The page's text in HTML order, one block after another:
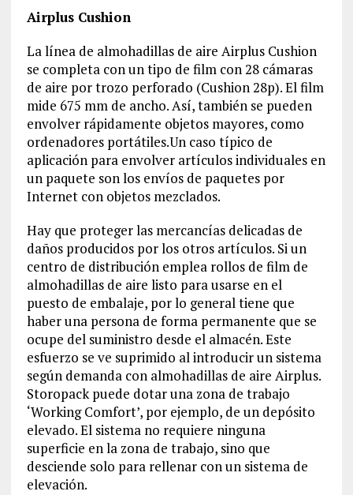
Airplus Cushion
La línea de almohadillas de aire Airplus Cushion
se completa con un tipo de film con 28 cámaras
de aire por trozo perforado (Cushion 28p). El film
mide 675 mm de ancho. Así, también se pueden
envolver rápidamente objetos mayores, como
ordenadores portátiles.Un caso típico de
aplicación para envolver artículos individuales en
un paquete son los envíos de paquetes por
Internet con objetos mezclados.
Hay que proteger las mercancías delicadas de
daños producidos por los otros artículos. Si un
centro de distribución emplea rollos de film de
almohadillas de aire listo para usarse en el
puesto de embalaje, por lo general tiene que
haber una persona de forma permanente que se
ocupe del suministro desde el almacén. Este
esfuerzo se ve suprimido al introducir un sistema
según demanda con almohadillas de aire Airplus.
Storopack puede dotar una zona de trabajo
‘Working Comfort’, por ejemplo, de un depósito
elevado. El sistema no requiere ninguna
superficie en la zona de trabajo, sino que
desciende solo para rellenar con un sistema de
elevación.